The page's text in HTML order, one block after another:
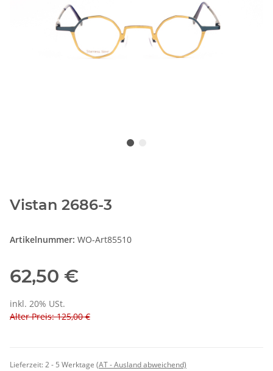
Vistan 2686-3
Artikelnummer: WO-Art85510
62,50 €
inkl. 20% USt.
Alter Preis: 125,00 €
Lieferzeit:2 - 5 Werktage (AT - Ausland abweichend)